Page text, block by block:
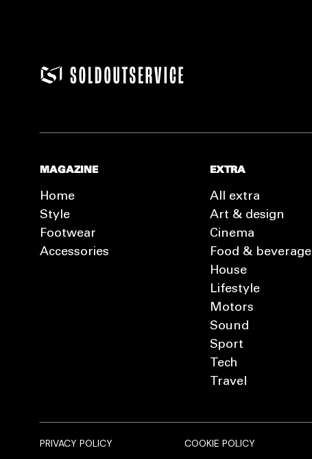
MAGAZINE
Home
Style
Footwear
Accessories
EXTRA
All extra
Art & design
Cinema
Food & beverage
House
Lifestyle
Motors
Sound
Sport
Tech
Travel
PRIVACY POLICY COOKIE POLICY